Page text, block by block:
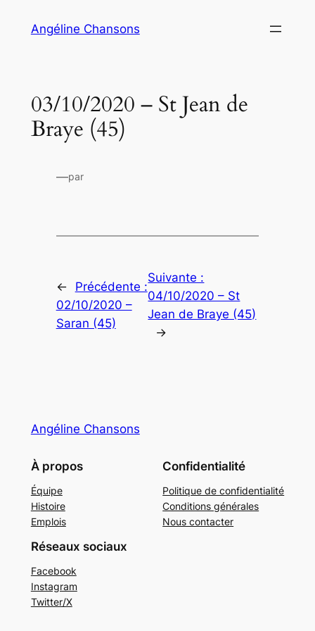
Angéline Chansons
03/10/2020 – St Jean de
Braye (45)
—par
←
Précédente :
02/10/2020 –
Saran (45)
Suivante :
04/10/2020 – St
Jean de Braye (45)
→
Angéline Chansons
À propos
Équipe
Histoire
Emplois
Confidentialité
Politique de confidentialité
Conditions générales
Nous contacter
Réseaux sociaux
Facebook
Instagram
Twitter/X